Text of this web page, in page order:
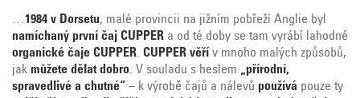
…1984 v Dorsetu, malé provincii na jižním pobřeží Anglie byl
namíchaný první čaj CUPPER a od té doby se tam vyrábí lahodné
organické čaje CUPPER. CUPPER věří v mnoho malých způsobů,
jak můžete dělat dobro. V souladu s heslem „přírodní,
spravedlivé a chutné“ – k výrobě čajů a nálevů používá pouze ty